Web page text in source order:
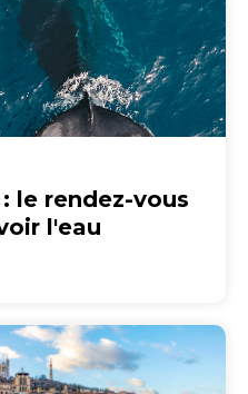
le rendez-vous
l'eau